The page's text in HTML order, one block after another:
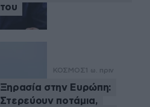
του
ΚΟΣΜΟΣ 1 ω. πριν
Ξηρασία στην Ευρώπη:
Στερεύουν ποτάμια,